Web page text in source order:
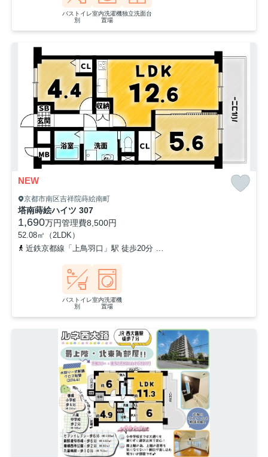
バストイレ
別
室内洗濯機
置場
独立洗面台
NEW
京都市南区吉祥院蒔絵南町
塔南蒔絵ハイツ 307
1,690万円管理費8,500円
52.08㎡（2LDK）
近鉄京都線「上鳥羽口」駅 徒歩20分
バストイレ
別
室内洗濯機
置場